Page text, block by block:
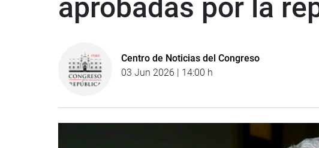
aprobadas por la
Centro de Noticias del Congreso
03 Jun 2026 | 14:00 h